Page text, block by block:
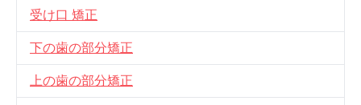
受け口 矯正
下の歯の部分矯正
上の歯の部分矯正